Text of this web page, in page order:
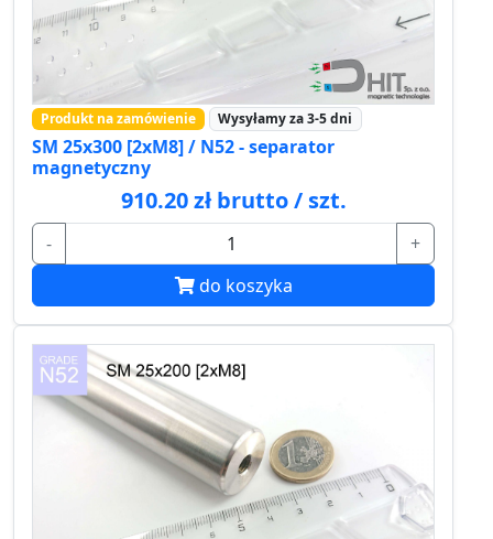
Produkt na zamówienie Wysyłamy za 3-5 dni
SM 25x300 [2xM8] / N52 - separator
magnetyczny
910.20 zł brutto / szt.
-
+
do koszyka